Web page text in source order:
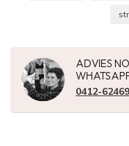
ADVIES
0412-